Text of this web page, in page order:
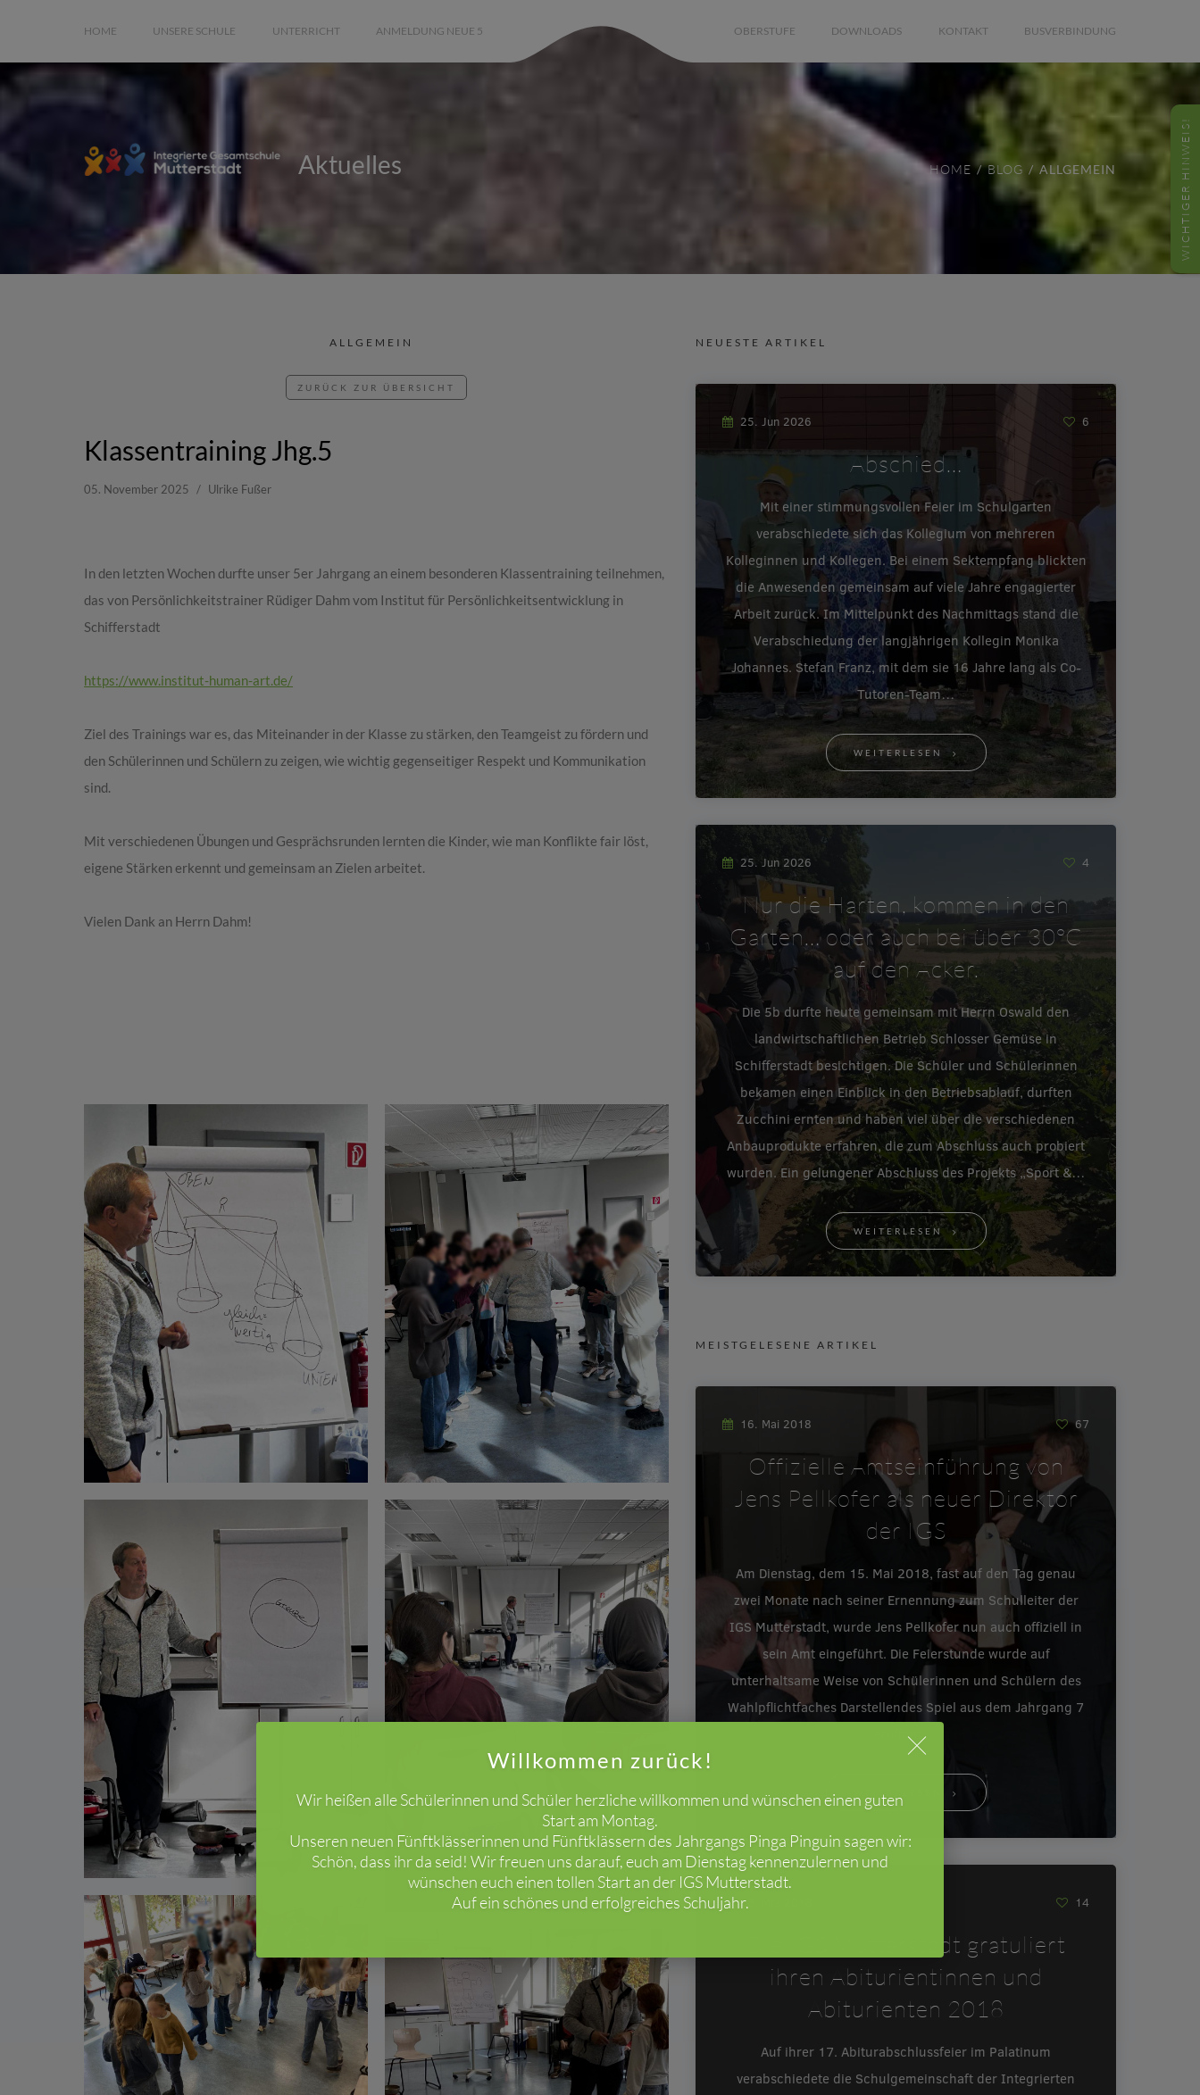
WICHTIGER HINWEIS!
Willkommen zurück!
Wir heißen alle Schülerinnen und Schüler herzliche willkommen und wünschen einen guten
Start am Montag.
Unseren neuen Fünftklässerinnen und Fünftklässern des Jahrgangs Pinga Pinguin sagen wir:
Schön, dass ihr da seid! Wir freuen uns darauf, euch am Dienstag kennenzulernen und
wünschen euch einen tollen Start an der IGS Mutterstadt.
Auf ein schönes und erfolgreiches Schuljahr.
HOME UNSERE SCHULE UNTERRICHT ANMELDUNG NEUE 5 OBERSTUFE DOWNLOADS KONTAKT BUSVERBINDUNG
Aktuelles HOME BLOG ALLGEMEIN
ALLGEMEIN
ZURÜCK ZUR ÜBERSICHT
Klassentraining Jhg.5
05. November 2025 Ulrike Fußer
In den letzten Wochen durfte unser 5er Jahrgang an einem besonderen Klassentraining teilnehmen,
das von Persönlichkeitstrainer Rüdiger Dahm vom Institut für Persönlichkeitsentwicklung in
Schifferstadt
https://www.institut-human-art.de/
Ziel des Trainings war es, das Miteinander in der Klasse zu stärken, den Teamgeist zu fördern und
den Schülerinnen und Schülern zu zeigen, wie wichtig gegenseitiger Respekt und Kommunikation
sind.
Mit verschiedenen Übungen und Gesprächsrunden lernten die Kinder, wie man Konflikte fair löst,
eigene Stärken erkennt und gemeinsam an Zielen arbeitet.
Vielen Dank an Herrn Dahm!
NEUESTE ARTIKEL
25. Jun 2026 6
Abschied…
Mit einer stimmungsvollen Feier im Schulgarten
verabschiedete sich das Kollegium von mehreren
Kolleginnen und Kollegen. Bei einem Sektempfang blickten
die Anwesenden gemeinsam auf viele Jahre engagierter
Arbeit zurück. Im Mittelpunkt des Nachmittags stand die
Verabschiedung der langjährigen Kollegin Monika
Johannes. Stefan Franz, mit dem sie 16 Jahre lang als Co-
Tutoren-Team…
WEITERLESEN
25. Jun 2026 4
Nur die Harten, kommen in den
Garten… oder auch bei über 30°C
auf den Acker.
Die 5b durfte heute gemeinsam mit Herrn Oswald den
landwirtschaftlichen Betrieb Schlosser Gemüse in
Schifferstadt besichtigen. Die Schüler und Schülerinnen
bekamen einen Einblick in den Betriebsablauf, durften
Zucchini ernten und haben viel über die verschiedenen
Anbauprodukte erfahren, die zum Abschluss auch probiert
wurden. Ein gelungener Abschluss des Projekts „Sport &…
WEITERLESEN
MEISTGELESENE ARTIKEL
16. Mai 2018 67
Offizielle Amtseinführung von
Jens Pellkofer als neuer Direktor
der IGS
Am Dienstag, dem 15. Mai 2018, fast auf den Tag genau
zwei Monate nach seiner Ernennung zum Schulleiter der
IGS Mutterstadt, wurde Jens Pellkofer nun auch offiziell in
sein Amt eingeführt. Die Feierstunde wurde auf
unterhaltsame Weise von Schülerinnen und Schülern des
Wahlpflichtfaches Darstellendes Spiel aus dem Jahrgang 7
eröffnet.…
WEITERLESEN
26. Mrz 2018 14
Die IGS Mutterstadt gratuliert
ihren Abiturientinnen und
Abiturienten 2018
Auf ihrer 17. Abiturabschlussfeier im Palatinum
verabschiedete die Schulgemeinschaft der Integrierten